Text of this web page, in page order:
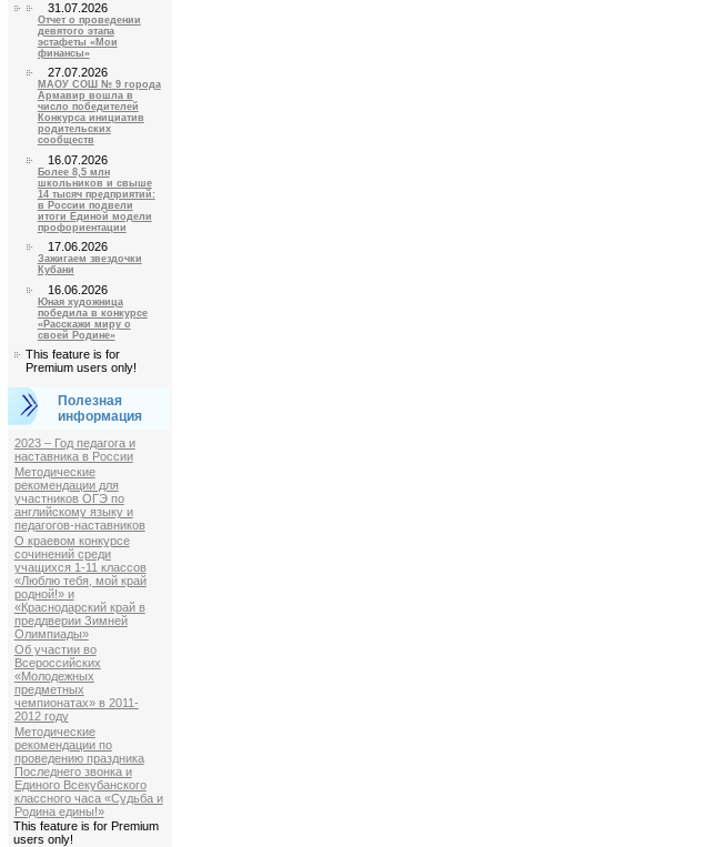
31.07.2026
Отчет о проведении
девятого этапа
эстафеты «Мои
финансы»
27.07.2026
МАОУ СОШ № 9 города
Армавир вошла в
число победителей
Конкурса инициатив
родительских
сообществ
16.07.2026
Более 8,5 млн
школьников и свыше
14 тысяч предприятий:
в России подвели
итоги Единой модели
профориентации
17.06.2026
Зажигаем звездочки
Кубани
16.06.2026
Юная художница
победила в конкурсе
«Расскажи миру о
своей Родине»
This feature is for
Premium users only!
Полезная
информация
2023 – Год педагога и
наставника в России
Методические
рекомендации для
участников ОГЭ по
английскому языку и
педагогов-наставников
О краевом конкурсе
сочинений среди
учащихся 1-11 классов
«Люблю тебя, мой край
родной!» и
«Краснодарский край в
преддверии Зимней
Олимпиады»
Об участии во
Всероссийских
«Молодежных
предметных
чемпионатах» в 2011-
2012 году
Методические
рекомендации по
проведению праздника
Последнего звонка и
Единого Всекубанского
классного часа «Судьба и
Родина едины!»
This feature is for Premium
users only!